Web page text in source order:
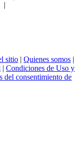
|
sitio | Quienes somos |
| Condiciones de Uso y
del consentimiento de